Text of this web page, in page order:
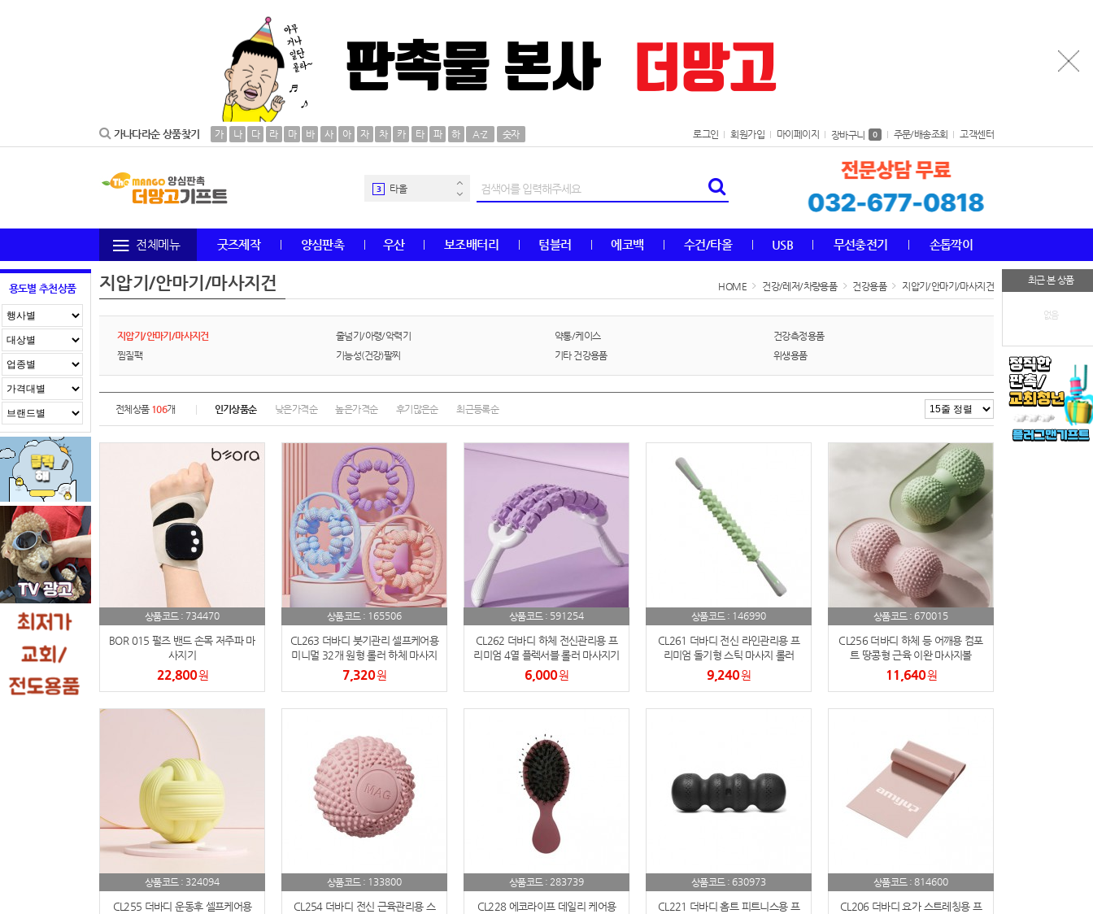
가나다라순 상품찾기 가 나 다 라 마 바 사 아 자 차 카 타 파 하 A-Z 숫자 로그인 회원가입 마이페이지 장바구니 0 주문/배송조회 고객센터
30 AP-100106
3 타올
5 볼펜
양심판촉
7 여행
파우치
11 usb
12 보조배터리
13 송월타올
14 에코백
15 AP-100025
16 쿠션
17 AP-100050
19 스테들러
20 구급
21 물티슈
23 손톱
전체메뉴 굿즈제작 양심판촉 우산 보조배터리 텀블러 에코백 수건/타올 USB 무선충전기 손톱깍이
용도별 추천상품
최근 본 상품
없음
지압기/안마기/마사지건 HOME 건강/레저/차량용품 건강용품 지압기/안마기/마사지건
지압기/안마기/마사지건 줄넘기/아령/악력기 약통/케이스
건강측정용품
찜질팩
기능성(건강)팔찌 기타 건강용품 위생용품
전체상품 106개 인기상품순 낮은가격순 높은가격순 후기많은순 최근등록순
상품코드 : 734470
BOR 015 펄즈 밴드 손목 저주파 마
사지기
22,800원
상품코드 : 165506
CL263 더바디 붓기관리 셀프케어용
미니멀 32개 원형 롤러 하체 마사지
기
7,320원
상품코드 : 591254
CL262 더바디 하체 전신관리용 프
리미엄 4열 플렉서블 롤러 마사지기
6,000원
상품코드 : 146990
CL261 더바디 전신 라인관리용 프
리미엄 돌기형 스틱 마사지 롤러
9,240원
상품코드 : 670015
CL256 더바디 하체 등 어깨용 컴포
트 땅콩형 근육 이완 마사지볼
11,640원
상품코드 : 324094
CL255 더바디 운동후 셀프케어용
상품코드 : 133800
CL254 더바디 전신 근육관리용 스
상품코드 : 283739
CL228 에코라이프 데일리 케어용
상품코드 : 630973
CL221 더바디 홈트 피트니스용 프
상품코드 : 814600
CL206 더바디 요가 스트레칭용 프